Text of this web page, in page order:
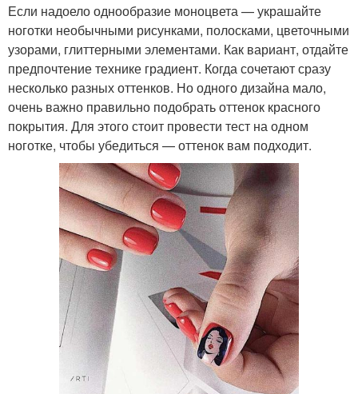
Если надоело однообразие моноцвета — украшайте
ноготки необычными рисунками, полосками, цветочными
узорами, глиттерными элементами. Как вариант, отдайте
предпочтение технике градиент. Когда сочетают сразу
несколько разных оттенков. Но одного дизайна мало,
очень важно правильно подобрать оттенок красного
покрытия. Для этого стоит провести тест на одном
ноготке, чтобы убедиться — оттенок вам подходит.